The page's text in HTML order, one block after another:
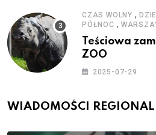
CZAS WOLNY ,
PÓŁNOC ,
Teściowa
ZOO
2025-07-29
WIADOMOŚCI